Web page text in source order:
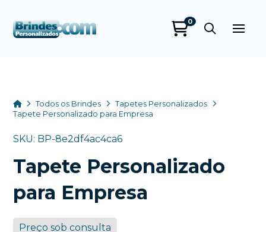
0
HomeTodos os Brindes
Tapetes Personalizados
Tapete Personalizado para Empresa
SKU: BP-8e2df4ac4ca6
Tapete Personalizado
para Empresa
Preço sob consulta
+55